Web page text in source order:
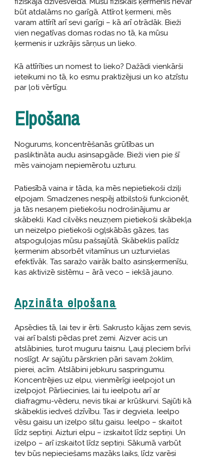
būt atdalāms no garīgā. Attīrot ķermeni, mēs
varam attīrīt arī sevi garīgi – kā arī otrādāk. Bieži
vien negatīvas domas rodas no tā, ka mūsu
ķermenis ir uzkrājis sārņus un lieko.
Kā attīrīties un nomest to lieko? Dažādi vienkārši
ieteikumi no tā, ko esmu praktizējusi un ko atzīstu
par ļoti vērtīgu.
Elpošana
Nogurums, koncentrēšanās grūtības un
pasliktināta audu asinsapgāde. Bieži vien pie šī
mēs vainojam nepiemērotu uzturu.
Patiesībā vaina ir tāda, ka mēs nepietiekoši dziļi
elpojam. Smadzenes nespēj atbilstoši funkcionēt,
ja tās nesaņem pietiekošu nodrošinājumu ar
skābekli. Kad cilvēks neuzņem pietiekoši skābekļa
un neizelpo pietiekoši ogļskābās gāzes, tas
atspoguļojas mūsu pašsajūtā. Skābeklis palīdz
ķermenim absorbēt vitamīnus un uzturvielas
efektīvāk. Tas saražo vairāk balto asinsķermenīšu,
kas aktivizē sistēmu – ārā veco – iekšā jauno.
Apzināta elpošana
Apsēdies tā, lai tev ir ērti. Sakrusto kājas zem sevis,
vai arī balsti pēdas pret zemi. Aizver acis un
atslābinies, turot muguru taisnu. Ļauj pleciem brīvi
noslīgt. Ar sajūtu pārskrien pāri savam žoklim,
pierei, acīm. Atslābini jebkuru saspringumu.
Koncentrējies uz elpu, vienmērīgi ieelpojot un
izelpojot. Pārliecinies, lai tu ieelpotu arī ar
diafragmu-vēderu, nevis tikai ar krūškurvi. Sajūti kā
skābeklis iedveš dzīvību. Tas ir degviela. Ieelpo
vēsu gaisu un izelpo siltu gaisu. Ieelpo – skaitot
līdz septiņi. Aizturi elpu – izskaitot līdz septiņi. Un
izelpo – arī izskaitot līdz septiņi. Sākumā varbūt
tev būs nepieciešams mazāks laiks, līdz varēsi